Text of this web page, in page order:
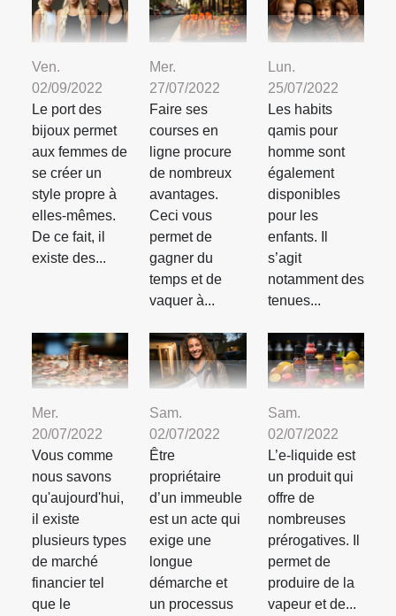
Ven.
02/09/2022
Le port des
bijoux permet
aux femmes de
se créer un
style propre à
elles-mêmes.
De ce fait, il
existe des...
Mer.
27/07/2022
Faire ses
courses en
ligne procure
de nombreux
avantages.
Ceci vous
permet de
gagner du
temps et de
vaquer à...
Lun.
25/07/2022
Les habits
qamis pour
homme sont
également
disponibles
pour les
enfants. Il
s’agit
notamment des
tenues...
Mer.
20/07/2022
Vous comme
nous savons
qu'aujourd'hui,
il existe
plusieurs types
de marché
financier tel
que le
Sam.
02/07/2022
Être
propriétaire
d’un immeuble
est un acte qui
exige une
longue
démarche et
un processus
Sam.
02/07/2022
L’e-liquide est
un produit qui
offre de
nombreuses
prérogatives. Il
permet de
produire de la
vapeur et de...